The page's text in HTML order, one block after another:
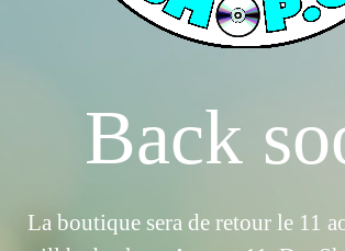
Back
La boutique sera de retour le 11